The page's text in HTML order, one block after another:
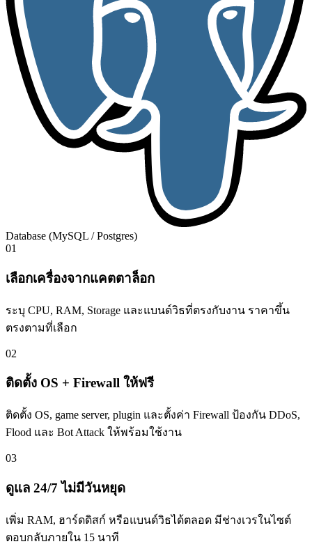
Database (MySQL / Postgres)
01
เลือกเครื่องจากแคตตาล็อก
ระบุ CPU, RAM, Storage และแบนด์วิธที่ตรงกับงาน ราคาขึ้น
ตรงตามที่เลือก
02
ติดตั้ง OS + Firewall ให้ฟรี
ติดตั้ง OS, game server, plugin และตั้งค่า Firewall ป้องกัน DDoS,
Flood และ Bot Attack ให้พร้อมใช้งาน
03
ดูแล 24/7 ไม่มีวันหยุด
เพิ่ม RAM, ฮาร์ดดิสก์ หรือแบนด์วิธได้ตลอด มีช่างเวรในไซต์
ตอบกลับภายใน 15 นาที